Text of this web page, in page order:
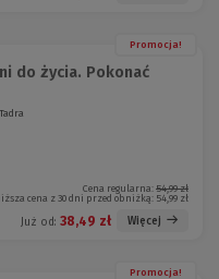
Promocja!
do życia. Pokonać
Cena regularna: 54,99 zł
cena z 30 dni przed obniżką: 54,99 zł
Już od: 38,49 zł Więcej
Promocja!